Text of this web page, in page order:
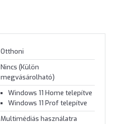
Otthoni
Nincs (Külön
megvásárolható)
Windows 11 Home telepítve
Windows 11 Prof telepítve
Multimédiás használatra